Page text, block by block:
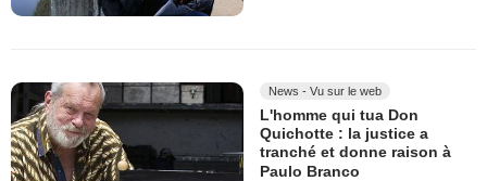
News - Vu sur le web
L'homme qui tua Don
Quichotte : la justice a
tranché et donne raison à
Paulo Branco